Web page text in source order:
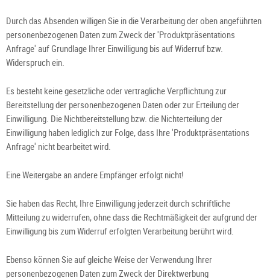
Durch das Absenden willigen Sie in die Verarbeitung der oben angeführten
personenbezogenen Daten zum Zweck der 'Produktpräsentations
Anfrage' auf Grundlage Ihrer Einwilligung bis auf Widerruf bzw.
Widerspruch ein.
Es besteht keine gesetzliche oder vertragliche Verpflichtung zur
Bereitstellung der personenbezogenen Daten oder zur Erteilung der
Einwilligung. Die Nichtbereitstellung bzw. die Nichterteilung der
Einwilligung haben lediglich zur Folge, dass Ihre 'Produktpräsentations
Anfrage' nicht bearbeitet wird.
Eine Weitergabe an andere Empfänger erfolgt nicht!
Sie haben das Recht, Ihre Einwilligung jederzeit durch schriftliche
Mitteilung zu widerrufen, ohne dass die Rechtmäßigkeit der aufgrund der
Einwilligung bis zum Widerruf erfolgten Verarbeitung berührt wird.
Ebenso können Sie auf gleiche Weise der Verwendung Ihrer
personenbezogenen Daten zum Zweck der Direktwerbung